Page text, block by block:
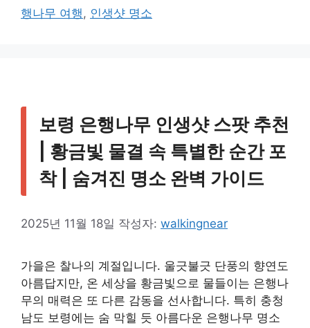
리
그
행나무 여행 , 인생샷 명소
보령 은행나무 인생샷 스팟 추천
| 황금빛 물결 속 특별한 순간 포
착 | 숨겨진 명소 완벽 가이드
2025년 11월 18일 작성자: walkingnear
가을은 찰나의 계절입니다. 울긋불긋 단풍의 향연도
아름답지만, 온 세상을 황금빛으로 물들이는 은행나
무의 매력은 또 다른 감동을 선사합니다. 특히 충청
남도 보령에는 숨 막힐 듯 아름다운 은행나무 명소